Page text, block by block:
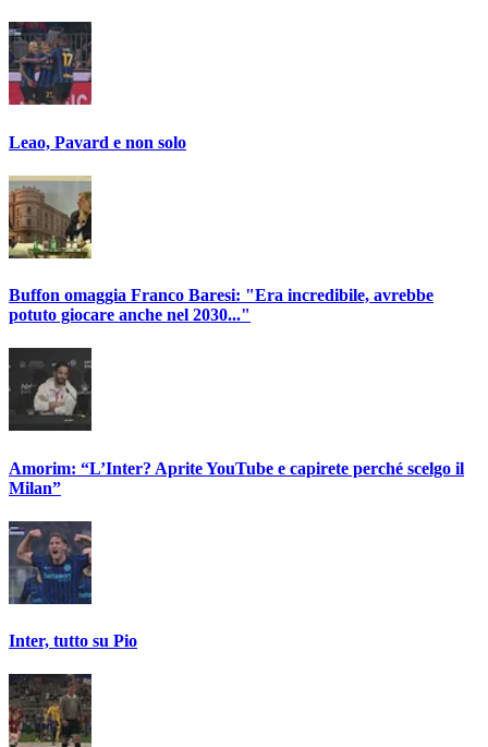
Leao, Pavard e non solo
Buffon omaggia Franco Baresi: "Era incredibile, avrebbe
potuto giocare anche nel 2030..."
Amorim: “L’Inter? Aprite YouTube e capirete perché scelgo il
Milan”
Inter, tutto su Pio